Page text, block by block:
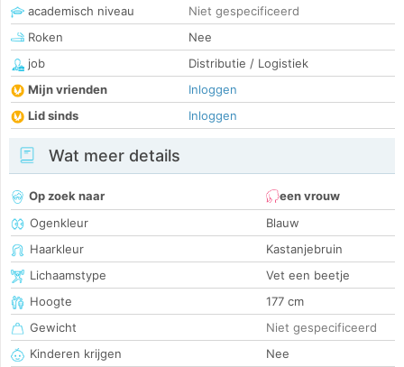
academisch niveau
Niet gespecificeerd
Roken
Nee
job
Distributie / Logistiek
Mijn vrienden
Inloggen
Lid sinds
Inloggen
Wat meer details
Op zoek naar
een vrouw
Ogenkleur
Blauw
Haarkleur
Kastanjebruin
Lichaamstype
Vet een beetje
Hoogte
177 cm
Gewicht
Niet gespecificeerd
Kinderen krijgen
Nee